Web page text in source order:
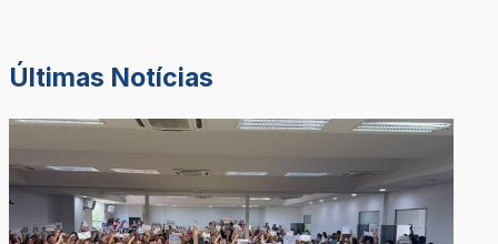
Últimas Notícias